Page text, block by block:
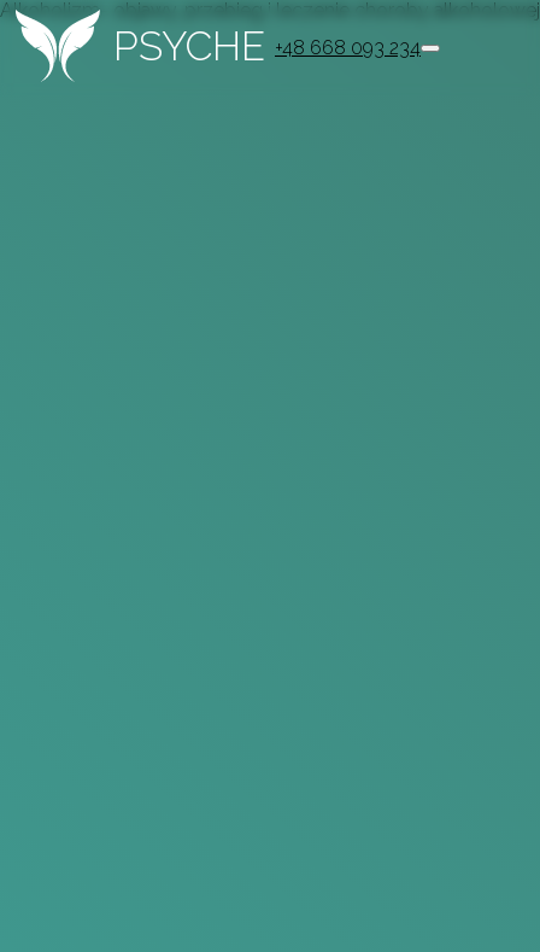
PSYCHE +48 668 093 234
Alkoholizm- objawy, przebieg i leczenie choroby alkoholowej